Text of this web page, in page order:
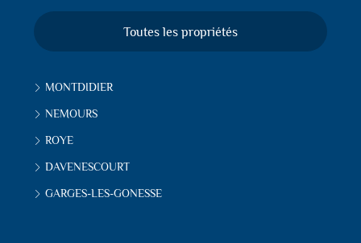
Toutes les propriétés
MONTDIDIER
NEMOURS
ROYE
DAVENESCOURT
GARGES-LES-GONESSE